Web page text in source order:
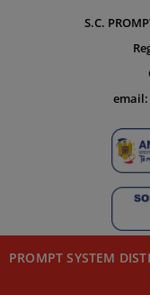
S.C.
email:
PROMPT SYSTEM